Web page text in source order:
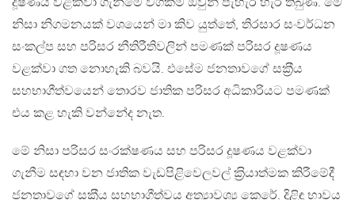
නිසා නිගමනයක් වශයෙන් මා කිව යුත්තේ, තිරසාර සංවර්ධන
සංකල්ප සහ පරිසර නීතිරීතිවලින් පමණක් පරිසර දූෂණය
වළක්වා ගත නොහැකි බවයි. එසේම ජනතාවගේ සක‍්‍රීය
සහභාගීත්වයෙන් තොරව ජාතික පරිසර අධිකාරියට පමණක්
එය කළ හැකි වන්නේද නැත.
මේ නිසා පරිසර සංරක්ෂණය සහ පරිසර දූෂණය වළක්වා
ගැනීම සඳහා වන ජාතික වැඩපිළිවෙලවල් ක‍්‍රියාත්මක කිරීමේදී
ජනතාවගේ සක‍්‍රීය සහභාගීත්වය අත්‍යාවශ්‍ය කෙරේ. දිළිඳු භාවය